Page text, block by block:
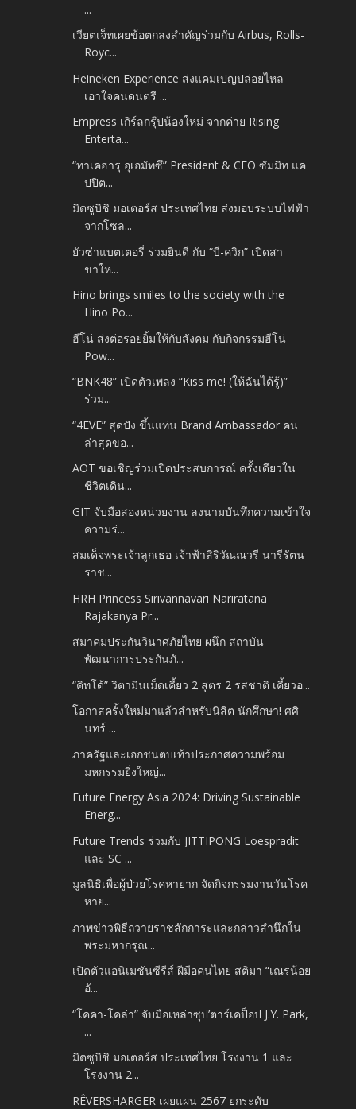
...
เวียตเจ็ทเผยข้อตกลงสำคัญร่วมกับ Airbus, Rolls-
Royc...
Heineken Experience ส่งแคมเปญปล่อยไหล
เอาใจคนดนตรี ...
Empress เกิร์ลกรุ๊ปน้องใหม่ จากค่าย Rising
Enterta...
“ทาเคฮารุ อุเอมัทซึ” President & CEO ซัมมิท แค
ปปิต...
มิตซูบิชิ มอเตอร์ส ประเทศไทย ส่งมอบระบบไฟฟ้า
จากโซล...
ยัวซ่าแบตเตอรี่ ร่วมยินดี กับ “บี-ควิก” เปิดสา
ขาให...
Hino brings smiles to the society with the
Hino Po...
ฮีโน่ ส่งต่อรอยยิ้มให้กับสังคม กับกิจกรรมฮีโน่
Pow...
“BNK48” เปิดตัวเพลง “Kiss me! (ให้ฉันได้รู้)”
ร่วม...
“4EVE” สุดปัง ขึ้นแท่น Brand Ambassador คน
ล่าสุดขอ...
AOT ขอเชิญร่วมเปิดประสบการณ์ ครั้งเดียวใน
ชีวิตเดิน...
GIT จับมือสองหน่วยงาน ลงนามบันทึกความเข้าใจ
ความร่...
สมเด็จพระเจ้าลูกเธอ เจ้าฟ้าสิริวัณณวรี นารีรัตน
ราช...
HRH Princess Sirivannavari Nariratana
Rajakanya Pr...
สมาคมประกันวินาศภัยไทย ผนึก สถาบัน
พัฒนาการประกันภั...
“คิทโด้” วิตามินเม็ดเคี้ยว 2 สูตร 2 รสชาติ เคี้ยวอ...
โอกาสครั้งใหม่มาแล้วสำหรับนิสิต นักศึกษา! ศศิ
นทร์ ...
ภาครัฐและเอกชนตบเท้าประกาศความพร้อม
มหกรรมยิ่งใหญ่...
Future Energy Asia 2024: Driving Sustainable
Energ...
Future Trends ร่วมกับ JITTIPONG Loespradit
และ SC ...
มูลนิธิเพื่อผู้ป่วยโรคหายาก จัดกิจกรรมงานวันโรค
หาย...
ภาพข่าวพิธีถวายราชสักการะและกล่าวสำนึกใน
พระมหากรุณ...
เปิดตัวแอนิเมชันซีรีส์ ฝีมือคนไทย สติมา “เณรน้อย
อั...
“โคคา-โคล่า” จับมือเหล่าซุป’ตาร์เคป็อป J.Y. Park,
...
มิตซูบิชิ มอเตอร์ส ประเทศไทย โรงงาน 1 และ
โรงงาน 2...
RÊVERSHARGER เผยแผน 2567 ยกระดับ